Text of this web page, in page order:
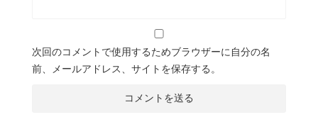
次回のコメントで使用するためブラウザーに自分の名
前、メールアドレス、サイトを保存する。